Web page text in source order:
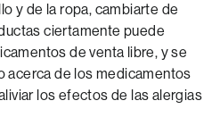
y de la ropa, cambiarte de
ciertamente puede
de venta libre, y se
acerca de los medicamentos
los efectos de las alergias